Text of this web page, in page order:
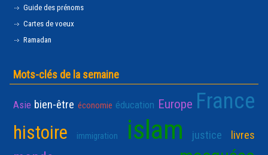
Guide des prénoms
Cartes de voeux
Ramadan
Mots-clés de la semaine
Asie bien-être économie éducation Europe France
histoire immigration islam justice livres